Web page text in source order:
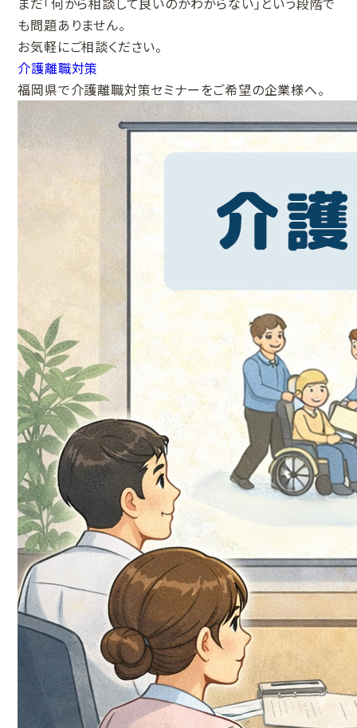
も問題ありません。
お気軽にご相談ください。
介護離職対策
福岡県で介護離職対策セミナーをご希望の企業様へ。